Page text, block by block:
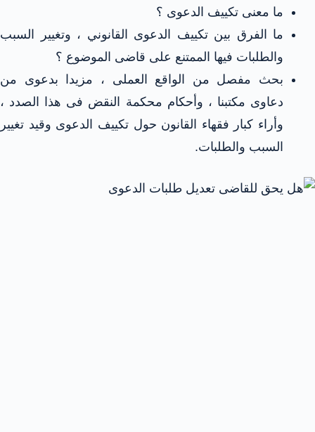
ما معنى تكييف الدعوى ؟
ما الفرق بين تكييف الدعوى القانوني ، وتغيير السبب
والطلبات فيها الممتنع على قاضى الموضوع ؟
بحث مفصل من الواقع العملى ، مزيدا بدعوى من
دعاوى مكتبنا ، وأحكام محكمة النقض فى هذا الصدد ،
وأراء كبار فقهاء القانون حول تكييف الدعوى وقيد تغيير
السبب والطلبات.